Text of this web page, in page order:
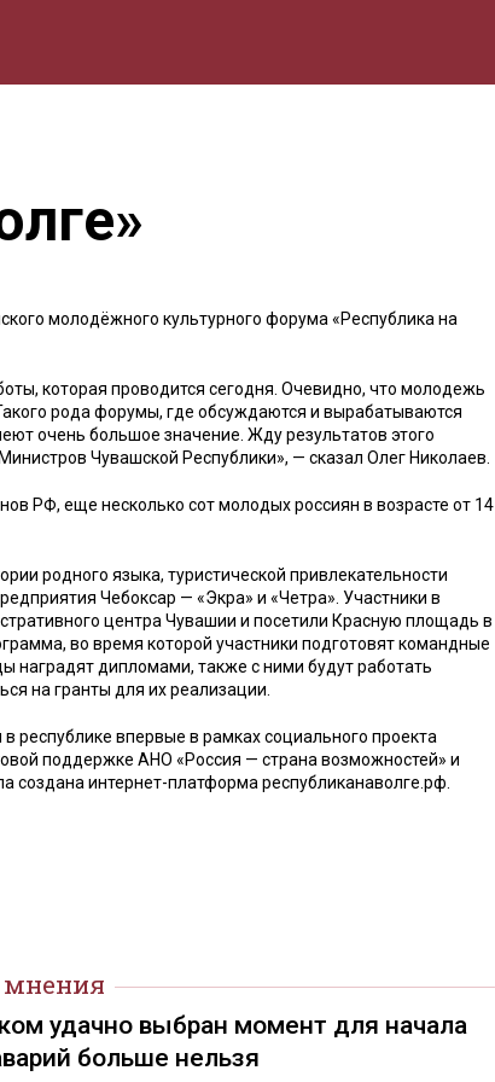
молодёжного культурного форума «Республика на
которая проводится сегодня. Очевидно, что молодежь
рода форумы, где обсуждаются и вырабатываются
очень большое значение. Жду результатов этого
Чувашской Республики», — сказал Олег Николаев.
РФ, еще несколько сот молодых россиян в возрасте от 14
родного языка, туристической привлекательности
Чебоксар — «Экра» и «Четра». Участники в
центра Чувашии и посетили Красную площадь в
во время которой участники подготовят командные
наградят дипломами, также с ними будут работать
на гранты для их реализации.
республике впервые в рамках социального проекта
поддержке АНО «Россия — страна возможностей» и
интернет-платформа республиканаволге.рф.
мнения
удачно выбран момент для начала
больше нельзя